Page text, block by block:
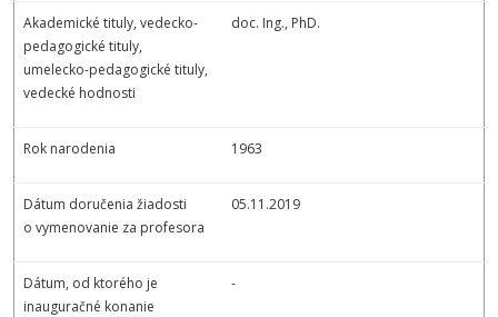
Akademické tituly, vedecko-
pedagogické tituly,
umelecko-pedagogické tituly,
vedecké hodnosti
doc. Ing., PhD.
Rok narodenia 1963
Dátum doručenia žiadosti
o vymenovanie za profesora
05.11.2019
Dátum, od ktorého je
inauguračné konanie
-